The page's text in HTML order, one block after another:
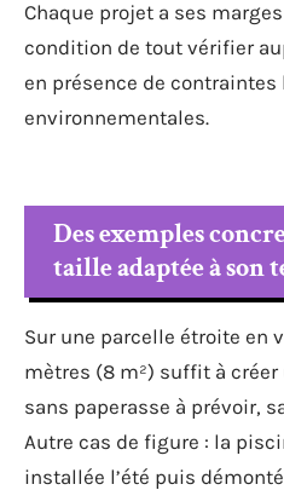
Chaque projet a ses
condition de tout vérifier
en présence de contraintes
environnementales.
Des exemples
taille adaptée à son
Sur une parcelle étroite en
mètres (8 m²) suffit à
sans paperasse à prévoir,
Autre cas de figure : la
installée l’été puis